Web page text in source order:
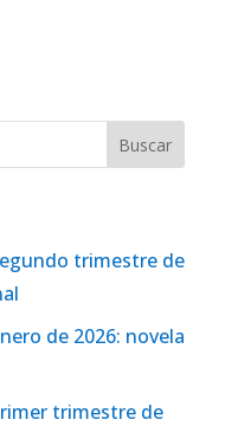
trimestre de
de 2026: novela
trimestre de